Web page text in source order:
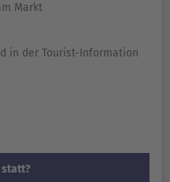
Markt
in der Tourist-Information
statt?